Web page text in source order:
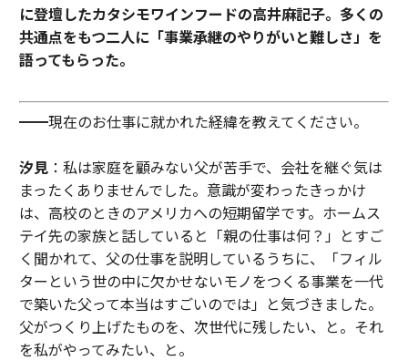
に登壇したカタシモワインフードの高井麻記子。多くの
共通点をもつ二人に「事業承継のやりがいと難しさ」を
語ってもらった。
━━現在のお仕事に就かれた経緯を教えてください。
汐見：私は家庭を顧みない父が苦手で、会社を継ぐ気は
まったくありませんでした。意識が変わったきっかけ
は、高校のときのアメリカへの短期留学です。ホームス
テイ先の家族と話していると「親の仕事は何？」とすご
く聞かれて、父の仕事を説明しているうちに、「フィル
ターという世の中に欠かせないモノをつくる事業を一代
で築いた父って本当はすごいのでは」と気づきました。
父がつくり上げたものを、次世代に残したい、と。それ
を私がやってみたい、と。